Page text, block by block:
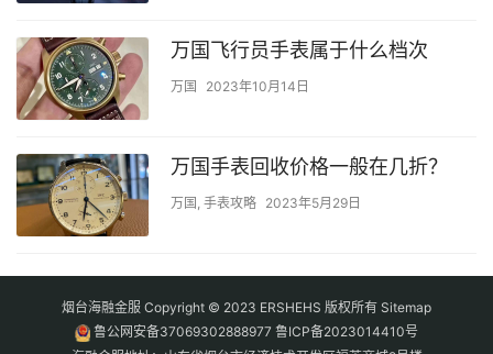
万国飞行员手表属于什么档次
万国 2023年10月14日
万国手表回收价格一般在几折？
万国 , 手表攻略 2023年5月29日
烟台海融金服 Copyright © 2023 ERSHEHS 版权所有 Sitemap
鲁公网安备37069302888977 鲁ICP备2023014410号